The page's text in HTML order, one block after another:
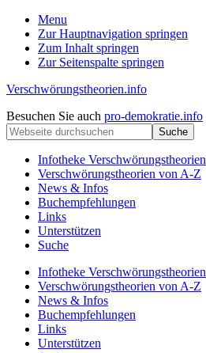
Menu
Zur Hauptnavigation springen
Zum Inhalt springen
Zur Seitenspalte springen
Verschwörungstheorien.info
Beiträge
zu
Merkmalen,
Funktionen
Risiken
konspirationistischen
Denkens
Kopfzeile
rechts
Besuchen Sie auch pro-demokratie.info
Webseite
durchsuchen
Infotheke Verschwörungstheorien
Verschwörungstheorien von A-Z
News & Infos
Buchempfehlungen
Links
Unterstützen
Suche
Infotheke Verschwörungstheorien
Verschwörungstheorien von A-Z
News & Infos
Buchempfehlungen
Links
Unterstützen